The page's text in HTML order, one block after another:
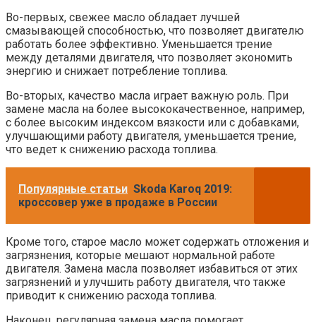
Во-первых, свежее масло обладает лучшей
смазывающей способностью, что позволяет двигателю
работать более эффективно. Уменьшается трение
между деталями двигателя, что позволяет экономить
энергию и снижает потребление топлива.
Во-вторых, качество масла играет важную роль. При
замене масла на более высококачественное, например,
с более высоким индексом вязкости или с добавками,
улучшающими работу двигателя, уменьшается трение,
что ведет к снижению расхода топлива.
Популярные статьи Skoda Karoq 2019:
кроссовер уже в продаже в России
Кроме того, старое масло может содержать отложения и
загрязнения, которые мешают нормальной работе
двигателя. Замена масла позволяет избавиться от этих
загрязнений и улучшить работу двигателя, что также
приводит к снижению расхода топлива.